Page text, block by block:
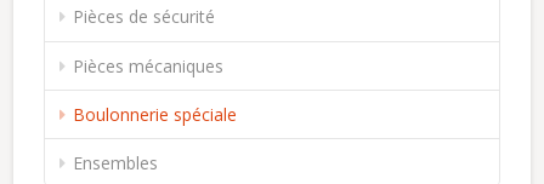
Pièces de sécurité
Pièces mécaniques
Boulonnerie spéciale
Ensembles